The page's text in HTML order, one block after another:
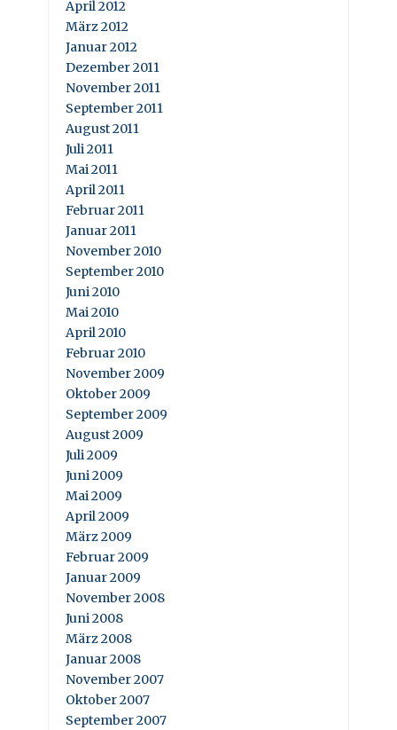
April 2012
März 2012
Januar 2012
Dezember 2011
November 2011
September 2011
August 2011
Juli 2011
Mai 2011
April 2011
Februar 2011
Januar 2011
November 2010
September 2010
Juni 2010
Mai 2010
April 2010
Februar 2010
November 2009
Oktober 2009
September 2009
August 2009
Juli 2009
Juni 2009
Mai 2009
April 2009
März 2009
Februar 2009
Januar 2009
November 2008
Juni 2008
März 2008
Januar 2008
November 2007
Oktober 2007
September 2007